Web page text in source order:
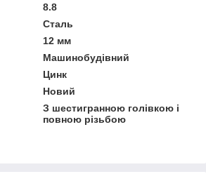
8.8
Сталь
12 мм
Машинобудівний
Цинк
Новий
З шестигранною голівкою і
повною різьбою